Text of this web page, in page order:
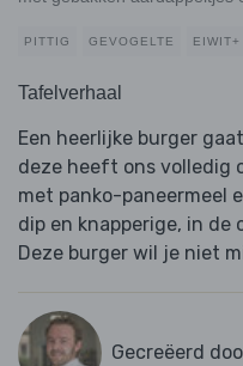
PITTIG GEVOGELTE EIWIT+
Tafelverhaal
Een heerlijke burger
deze heeft ons volledig
met panko-paneermeel
dip en knapperige, in de
Deze burger wil je niet
Gecreëerd